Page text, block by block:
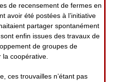
de recensement de fermes en
avoir été postées à l’initiative
partager spontanément
enfin issues des travaux de
de groupes de
la coopérative.
ces trouvailles n’étant pas